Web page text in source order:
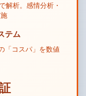
解析。感情分析・
テム
「コスパ」を数値